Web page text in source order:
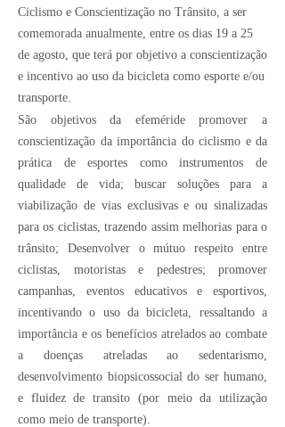
Ciclismo e Conscientização no Trânsito, a ser
comemorada anualmente, entre os dias 19 a 25
de agosto, que terá por objetivo a conscientização
e incentivo ao uso da bicicleta como esporte e/ou
transporte.
São objetivos da efeméride promover a
conscientização da importância do ciclismo e da
prática de esportes como instrumentos de
qualidade de vida; buscar soluções para a
viabilização de vias exclusivas e ou sinalizadas
para os ciclistas, trazendo assim melhorias para o
trânsito; Desenvolver o mútuo respeito entre
ciclistas, motoristas e pedestres; promover
campanhas, eventos educativos e esportivos,
incentivando o uso da bicicleta, ressaltando a
importância e os benefícios atrelados ao combate
a doenças atreladas ao sedentarismo,
desenvolvimento biopsicossocial do ser humano,
e fluidez de transito (por meio da utilização
como meio de transporte).